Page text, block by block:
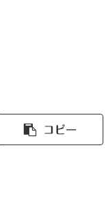
コピー